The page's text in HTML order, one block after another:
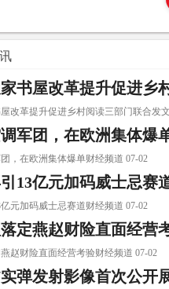
书屋改革提升促进乡
改革提升促进乡村阅读三部门联合发
军团，在欧洲集体爆
，在欧洲集体爆单财经频道 07-02
13亿元加码威士忌赛
元加码威士忌赛道财经频道 07-02
定燕赵财险直面经营
赵财险直面经营考验财经频道 07-02
弹发射影像首次公开